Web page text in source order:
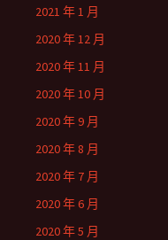
2021 年 1 月
2020 年 12 月
2020 年 11 月
2020 年 10 月
2020 年 9 月
2020 年 8 月
2020 年 7 月
2020 年 6 月
2020 年 5 月